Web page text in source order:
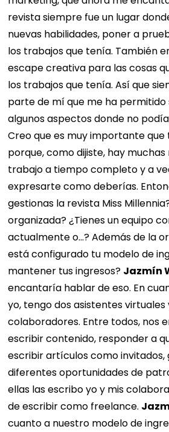
revista siempre fue un lugar
nuevas habilidades, poner a
los trabajos que tenía. También
escape creativa para las cosas
los trabajos que tenía. Así que
parte de mí que me ha permitido
algunos aspectos donde no
Creo que es muy importante que
porque, como dijiste, hay
trabajo a tiempo completo y a
expresarte como deberías.
gestionas la revista Miss
organizada? ¿Tienes un equipo
actualmente o...? Además de la
está configurado tu modelo de
mantener tus ingresos? Jazmín
encantaría hablar de eso. En
yo, tengo dos asistentes virtuales
colaboradores. Entre todos, nos
escribir contenido, responder a
escribir artículos como invitados,
diferentes oportunidades de
ellas las escribo yo y mis
de escribir como freelance.
cuanto a nuestro modelo de